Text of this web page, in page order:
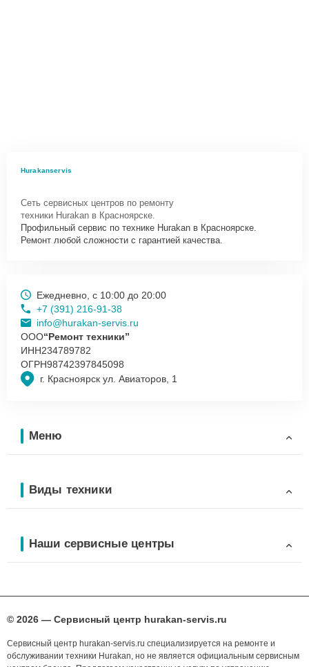
Hurakanservis
Сеть сервисных центров по ремонту
техники Hurakan в Красноярске.
Профильный сервис по технике Hurakan в Красноярске.
Ремонт любой сложности с гарантией качества.
г. Красноярск ул. Авиаторов, 1
Ежедневно, с 10:00 до 20:00
+7 (391) 216-91-38
info@hurakan-servis.ru
ООО“Ремонт техники”
ИНН234789782
ОГРН98742397845098
Меню
Виды техники
Наши сервисные центры
© 2026 — Сервисный центр hurakan-servis.ru
Сервисный центр hurakan-servis.ru специализируется на ремонте и
обслуживании техники Hurakan, но не является официальным сервисным